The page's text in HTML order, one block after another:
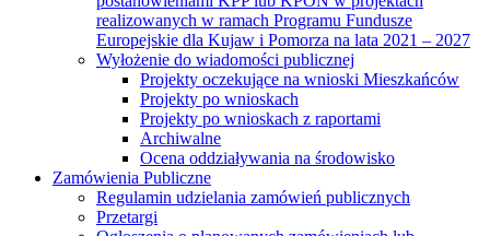
realizowanych w ramach Programu Fundusze
Europejskie dla Kujaw i Pomorza na lata 2021 – 2027
Wyłożenie do wiadomości publicznej
Projekty oczekujące na wnioski Mieszkańców
Projekty po wnioskach
Projekty po wnioskach z raportami
Archiwalne
Ocena oddziaływania na środowisko
Zamówienia Publiczne
Regulamin udzielania zamówień publicznych
Przetargi